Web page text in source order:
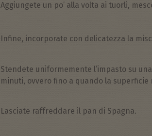
Aggiungete un po’ alla volta ai tuorli,
Infine, incorporate con delicatezza la
Stendete uniformemente l’impasto su
minuti, ovvero fino a quando la superficie
Lasciate raffreddare il pan di Spagna.